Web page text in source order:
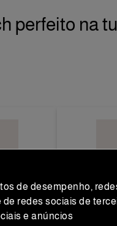
perfeito na
de desempenho,
redes sociais de
e anúncios